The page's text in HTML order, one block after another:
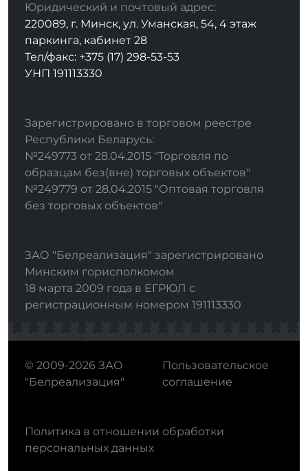
Юридический и почтовый адрес:
220089, г. Минск, ул. Уманская, 54, 4 этаж
паркинга, кабинет 28
Тел/факс: +375 (17) 298-53-53
УНП 191113330
Зарегистрировано в торговом реестре
Республики Беларусь:
№249773 от 28.04.2015 "Торговля по
образцам без(вне) торговых объектов"
№249779 от 28.04.2015 "Оптовая торговля
без торговых объектов"
ЗАО "Белреализация" зарегистрировано
Минским горисполкомом
18 марта 2009 года в ЕГРЮЛ с
регистрационным номером 191113330
© 2009-2026 ЗАО
"Белреализация"
Пользовательское
соглашение
Политика в отношении обработки
персональных данных